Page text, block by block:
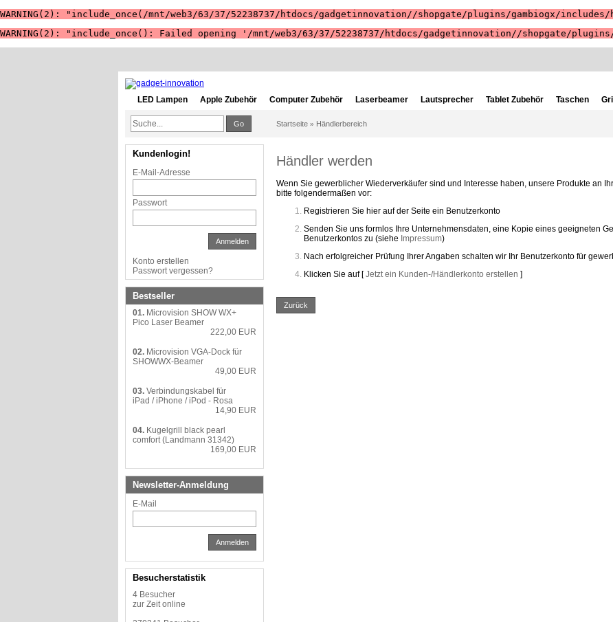
WARNING(2): "include_once(/mnt/web3/63/37/52238737/htdocs/gadgetinnovation//shopgate/plugins/gambiogx/
WARNING(2): "include_once(): Failed opening '/mnt/web3/63/37/52238737/htdocs/gadgetinnovation//shopgate/
LED Lampen Apple Zubehör Computer Zubehör Laserbeamer Lautsprecher Tablet Zubehör Taschen
Go Startseite » Händlerbereich
Händler werden
Wenn Sie gewerblicher Wiederverkäufer sind und Interesse haben, unsere Produkte an
bitte folgendermaßen vor:
Registrieren Sie hier auf der Seite ein Benutzerkonto
Senden Sie uns formlos Ihre Unternehmensdaten, eine Kopie eines geeigneten
Benutzerkontos zu (siehe Impressum)
Nach erfolgreicher Prüfung Ihrer Angaben schalten wir Ihr Benutzerkonto für
Klicken Sie auf [Jetzt ein Kunden-/Händlerkonto erstellen ]
Zurück
Kundenlogin!
E-Mail-Adresse
Passwort
Anmelden
Konto erstellen
Passwort vergessen?
Bestseller
01. Microvision SHOW WX+
Pico Laser Beamer
222,00 EUR
02. Microvision VGA-Dock für
SHOWWX-Beamer
49,00 EUR
03. Verbindungskabel für
iPad / iPhone / iPod - Rosa
14,90 EUR
04. Kugelgrill black pearl
comfort (Landmann 31342)
169,00 EUR
Newsletter-Anmeldung
E-Mail
Anmelden
Besucherstatistik
4 Besucher
zur Zeit online